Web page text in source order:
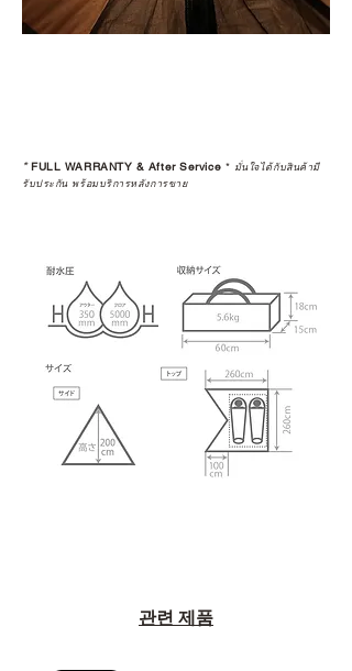
*FULL WARRANTY & After Service * มั่นใจได้กับสินค้ามี
รับประกัน พร้อมบริการหลังการขาย
관련 제품